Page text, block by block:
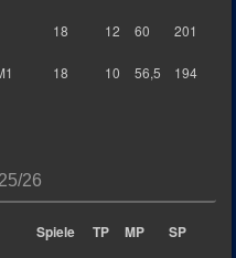
18 12 60 201
18 10 56,5 194
26
Spiele TP MP SP